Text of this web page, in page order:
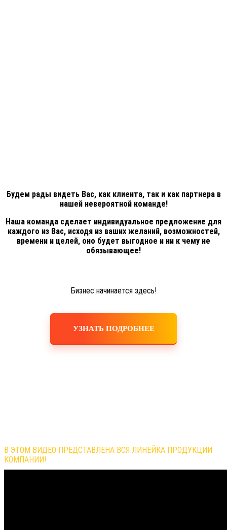
Будем рады видеть Вас, как клиента, так и как партнера в
нашей невероятной команде!
Наша команда сделает индивидуальное предложение для
каждого из Вас, исходя из ваших желаний, возможностей,
времени и целей, оно будет выгодное и ни к чему не
обязывающее!
Бизнес начинается здесь!
УЗНАТЬ ПОДРОБНЕЕ
В ЭТОМ ВИДЕО ПРЕДСТАВЛЕНА ВСЯ ЛИНЕЙКА ПРОДУКЦИИ
КОМПАНИИ!